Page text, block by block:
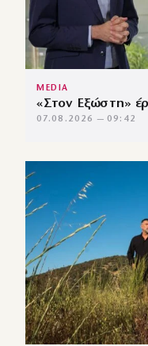
MEDIA
«Στον Εξώστη»
07.08.2026 — 09:42